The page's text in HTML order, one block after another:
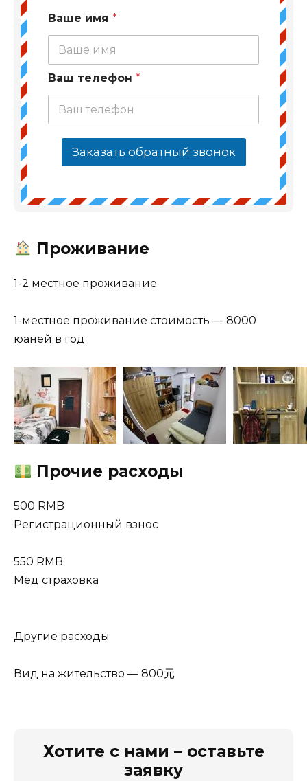
Ваше имя *
Ваш телефон *
Заказать обратный звонок
Проживание
1-2 местное проживание.
1-местное проживание стоимость — 8000
юаней в год
Прочие расходы
500 RMB
Регистрационный взнос
550 RMB
Мед страховка
Другие расходы
Вид на жительство — 800元
Хотите с нами – оставьте
заявку